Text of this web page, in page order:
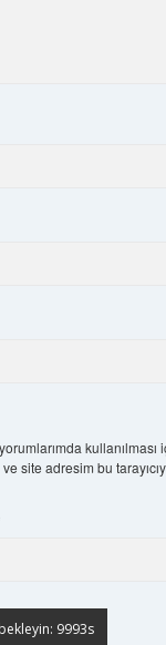
kullanılması
site adresim bu